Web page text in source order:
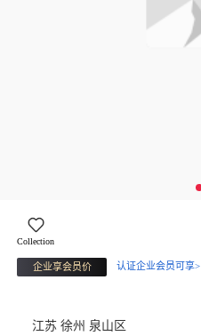
Collection
企业享会员价 认证企业会员可享>
江苏 徐州 泉山区